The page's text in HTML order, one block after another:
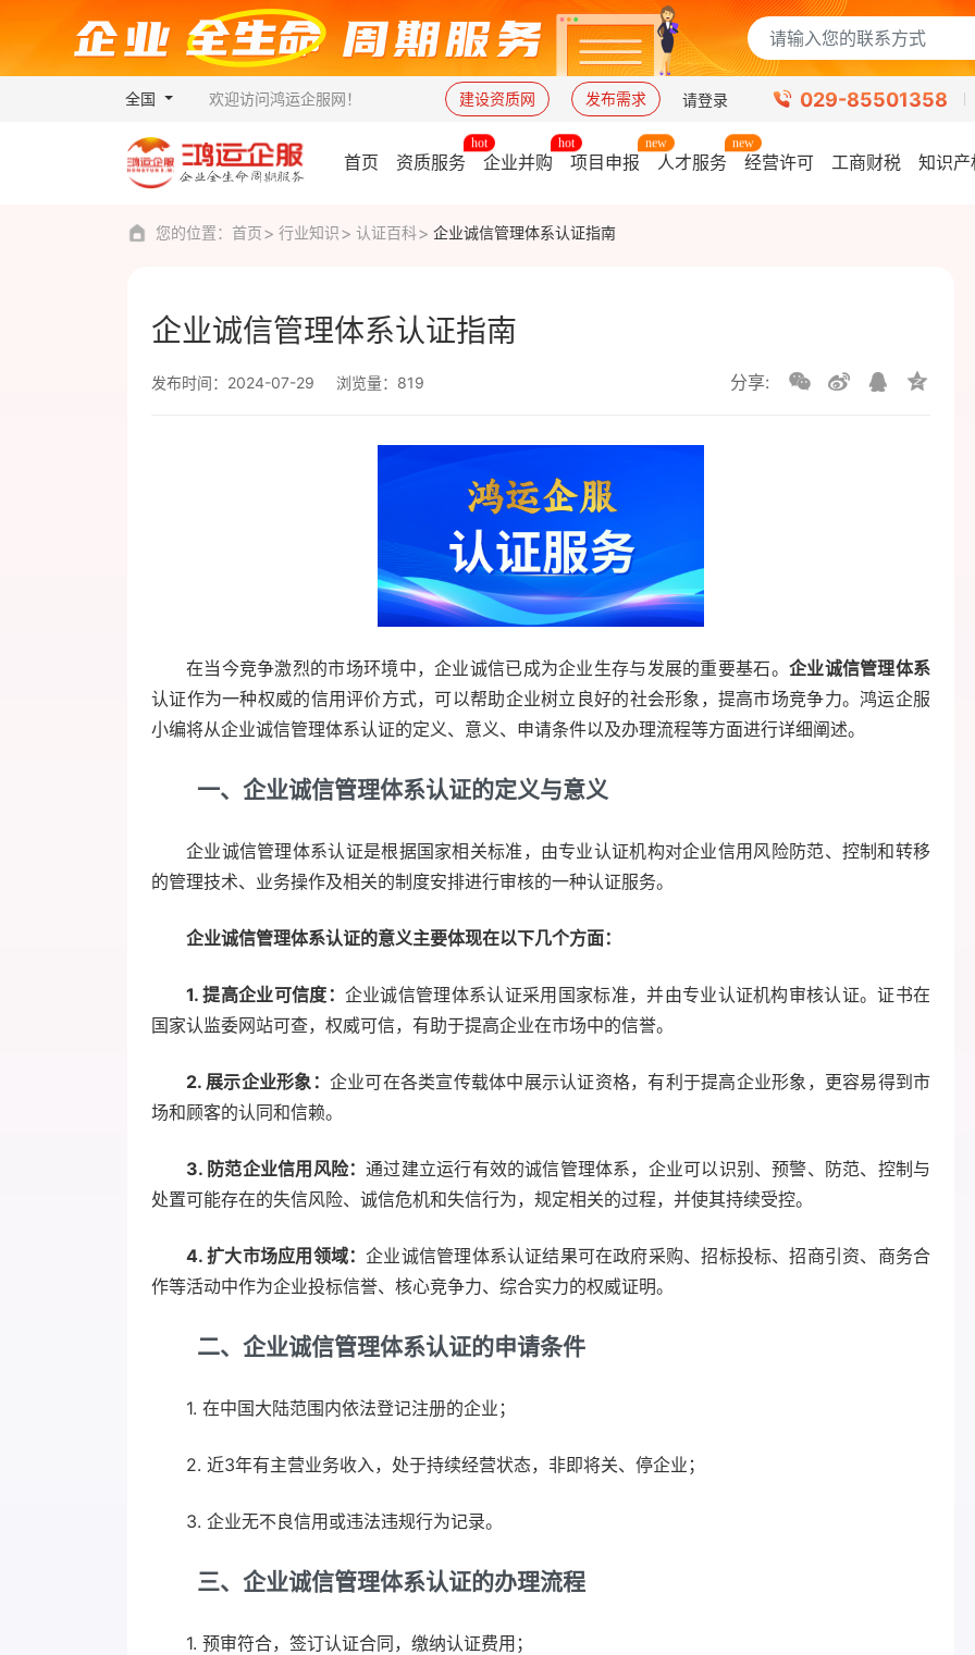
全国 欢迎访问鸿运企服网！ 建设资质网 发布需求 请登录 029-85501358
首页 资质服务 企业并购 项目申报 人才服务 经营许可 工商财税 知识产
您的位置： 首页 行业知识 认证百科 企业诚信管理体系认证指南
企业诚信管理体系认证指南
发布时间：2024-07-29 浏览量：819 分享:
在当今竞争激烈的市场环境中，企业诚信已成为企业生存与发展的重要基石。 企业诚信管理体系
认证作为一种权威的信用评价方式，可以帮助企业树立良好的社会形象，提高市场竞争力。鸿运企服
小编将从企业诚信管理体系认证的定义、意义、申请条件以及办理流程等方面进行详细阐述。
一、企业诚信管理体系认证的定义与意义
企业诚信管理体系认证是根据国家相关标准，由专业认证机构对企业信用风险防范、控制和转移
的管理技术、业务操作及相关的制度安排进行审核的一种认证服务。
企业诚信管理体系认证的意义主要体现在以下几个方面：
1. 提高企业可信度： 企业诚信管理体系认证采用国家标准，并由专业认证机构审核认证。证书在
国家认监委网站可查，权威可信，有助于提高企业在市场中的信誉。
2. 展示企业形象： 企业可在各类宣传载体中展示认证资格，有利于提高企业形象，更容易得到市
场和顾客的认同和信赖。
3. 防范企业信用风险：通过建立运行有效的诚信管理体系，企业可以识别、预警、防范、控制与
处置可能存在的失信风险、诚信危机和失信行为，规定相关的过程，并使其持续受控。
4. 扩大市场应用领域：企业诚信管理体系认证结果可在政府采购、招标投标、招商引资、商务合
作等活动中作为企业投标信誉、核心竞争力、综合实力的权威证明。
二、企业诚信管理体系认证的申请条件
1. 在中国大陆范围内依法登记注册的企业；
2. 近3年有主营业务收入，处于持续经营状态，非即将关、停企业；
3. 企业无不良信用或违法违规行为记录。
三、企业诚信管理体系认证的办理流程
1. 预审符合，签订认证合同，缴纳认证费用；